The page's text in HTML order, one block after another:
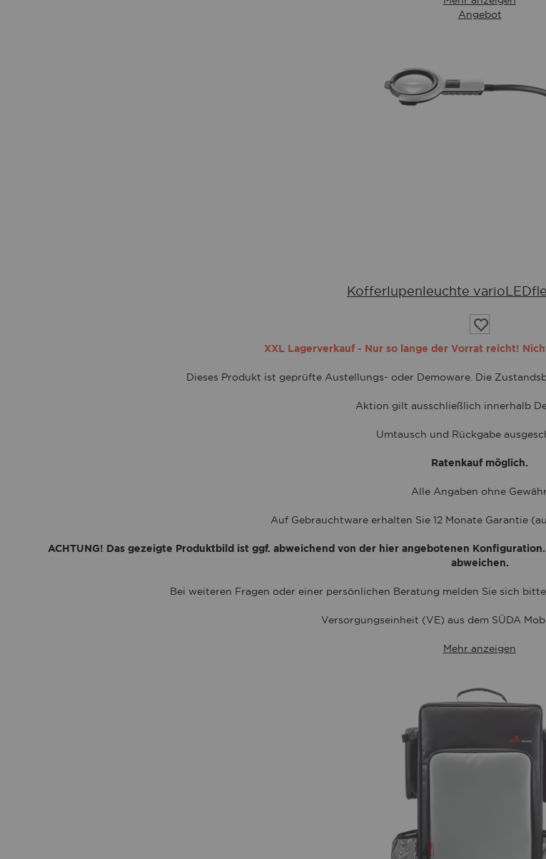
Angebot
Kofferlupenleuchte
Auf
die
Wunschliste
XXL Lagerverkauf - Nur so lange der Vorrat reicht!
Dieses Produkt ist geprüfte Austellungs- oder Demoware. Die
Aktion gilt ausschließlich innerhalb
Umtausch und Rückgabe
Ratenkauf möglich.
Alle Angaben ohne
Auf Gebrauchtware erhalten Sie 12 Monate Garantie
ACHTUNG! Das gezeigte Produktbild ist ggf. abweichend von der hier angebotenen
abweichen.
Bei weiteren Fragen oder einer persönlichen Beratung melden Sie sich
Versorgungseinheit (VE) aus dem SÜDA
Mehr anzeigen